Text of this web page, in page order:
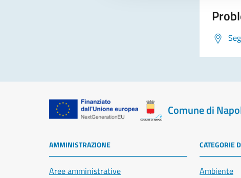
Comune di
AMMINISTRAZIONE
Aree amministrative
CATEGORIE
Ambiente